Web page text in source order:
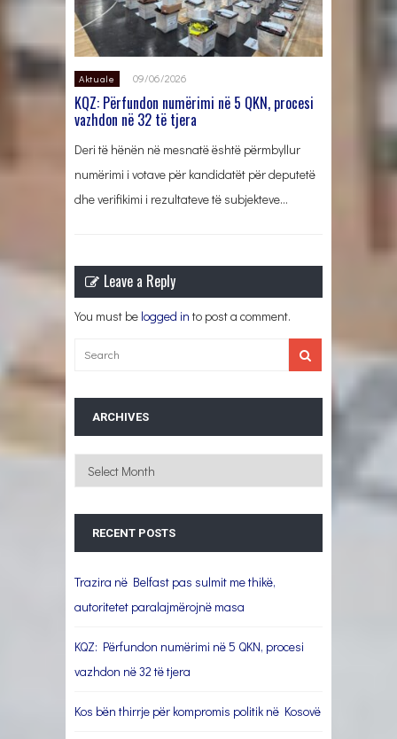
Aktuale 09/06/2026
KQZ: Përfundon numërimi në 5 QKN, procesi
vazhdon në 32 të tjera
Deri të hënën në mesnatë është përmbyllur
numërimi i votave për kandidatët për deputetë
dhe verifikimi i rezultateve të subjekteve…
Leave a Reply
You must be logged in to post a comment.
ARCHIVES
Archives
RECENT POSTS
Trazira në Belfast pas sulmit me thikë,
autoritetet paralajmërojnë masa
KQZ: Përfundon numërimi në 5 QKN, procesi
vazhdon në 32 të tjera
Kos bën thirrje për kompromis politik në Kosovë